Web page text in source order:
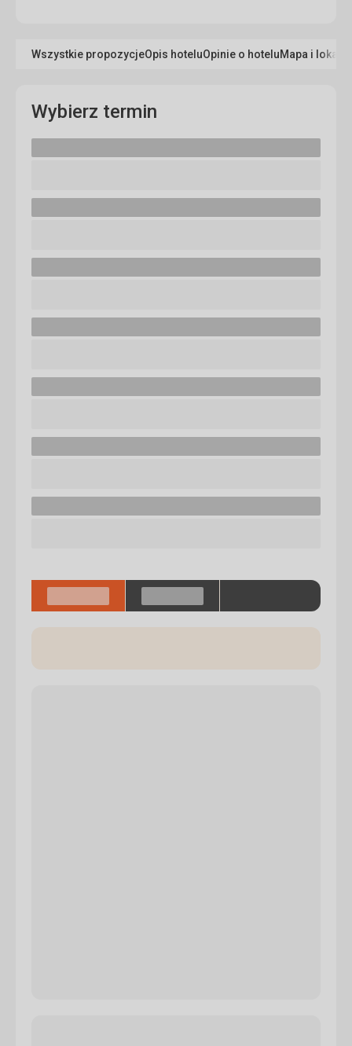
Wszystkie propozycjeOpis hoteluOpinie o hoteluMapa i
Wybierz termin